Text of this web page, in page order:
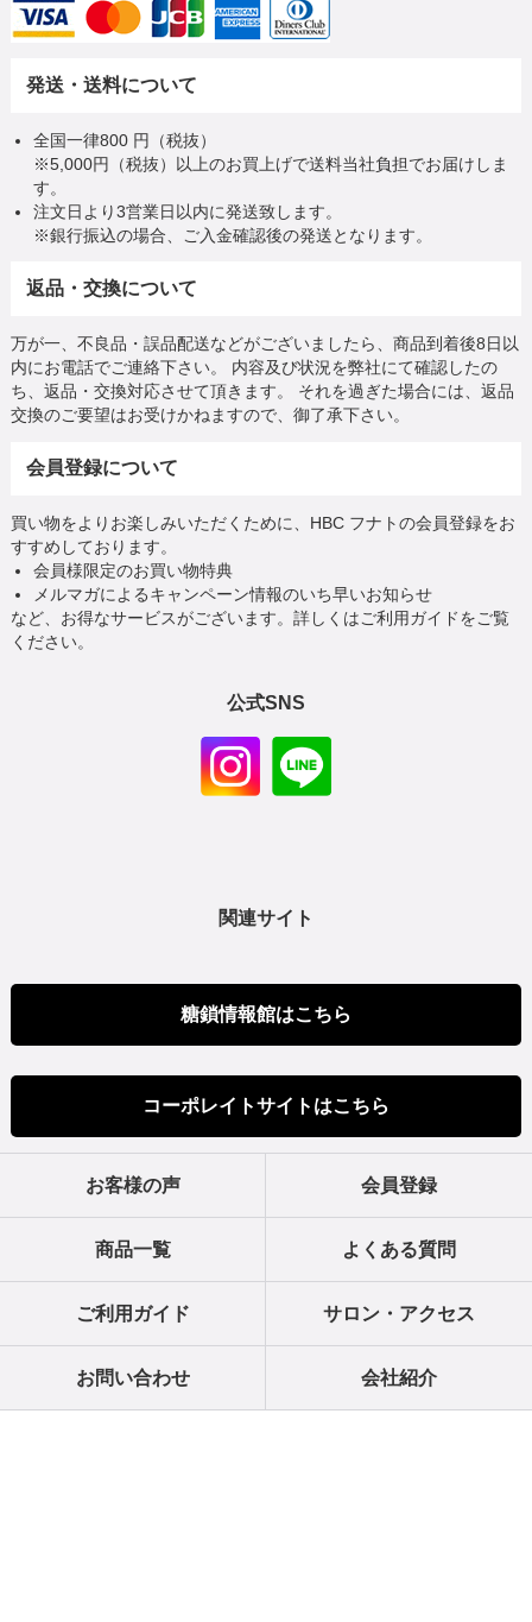
発送・送料について
全国一律800 円（税抜）
※5,000円（税抜）以上のお買上げで送料当社負担でお届けしま
す。
注文日より3営業日以内に発送致します。
※銀行振込の場合、ご入金確認後の発送となります。
返品・交換について
万が一、不良品・誤品配送などがございましたら、商品到着後8日以
内にお電話でご連絡下さい。 内容及び状況を弊社にて確認したの
ち、返品・交換対応させて頂きます。 それを過ぎた場合には、返品
交換のご要望はお受けかねますので、御了承下さい。
会員登録について
買い物をよりお楽しみいただくために、HBC フナトの会員登録をお
すすめしております。
会員様限定のお買い物特典
メルマガによるキャンペーン情報のいち早いお知らせ
など、お得なサービスがございます。詳しくはご利用ガイドをご覧
ください。
公式SNS
関連サイト
糖鎖情報館はこちら
コーポレイトサイトはこちら
お客様の声 会員登録
商品一覧 よくある質問
ご利用ガイド サロン・アクセス
お問い合わせ 会社紹介